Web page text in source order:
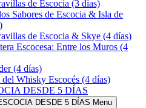
de Escocia (3 días)
Sabores de Escocia & Isla de
de Escocia & Skye (4 días)
Escocesa: Entre los Muros (4
(4 días)
Whisky Escocés (4 días)
DESDE 5 DÍAS
DESDE 5 DÍAS Menu